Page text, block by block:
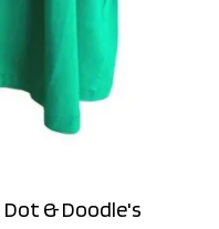
Dot & Doodle's